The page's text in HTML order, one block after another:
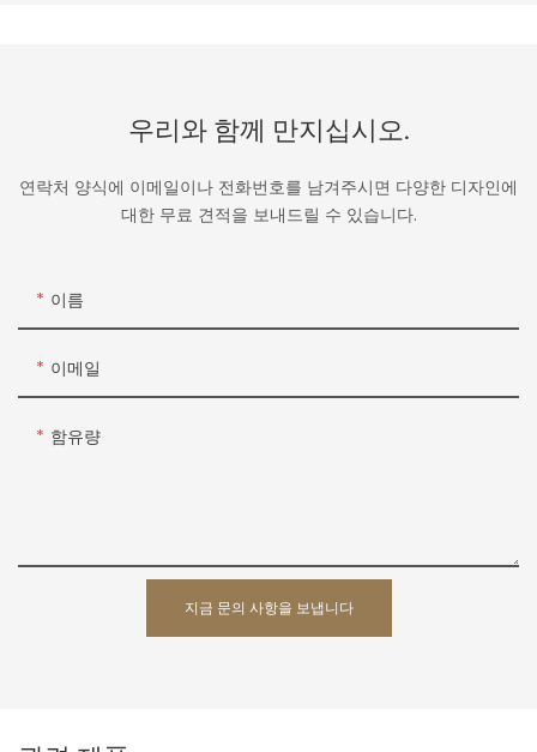
우리와 함께 만지십시오.
연락처 양식에 이메일이나 전화번호를 남겨주시면 다양한 디자인에
대한 무료 견적을 보내드릴 수 있습니다.
이름
이메일
함유량
지금 문의 사항을 보냅니다